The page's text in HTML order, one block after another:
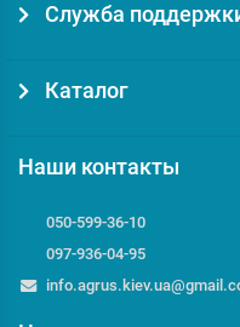
Служба
Каталог
Наши контакты
050-599-36-10
097-936-04-95